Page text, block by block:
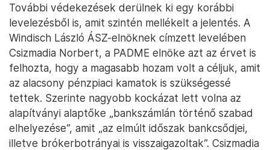
További védekezések derülnek ki egy korábbi
levelezésből is, amit szintén mellékelt a jelentés. A
Windisch László ÁSZ-elnöknek címzett levelében
Csizmadia Norbert, a PADME elnöke azt az érvet is
felhozta, hogy a magasabb hozam volt a céljuk, amit
az alacsony pénzpiaci kamatok is szükségessé
tettek. Szerinte nagyobb kockázat lett volna az
alapítványi alaptőke „bankszámlán történő szabad
elhelyezése”, amit „az elmúlt időszak bankcsődjei,
illetve brókerbotrányai is visszaigazoltak”. Csizmadia